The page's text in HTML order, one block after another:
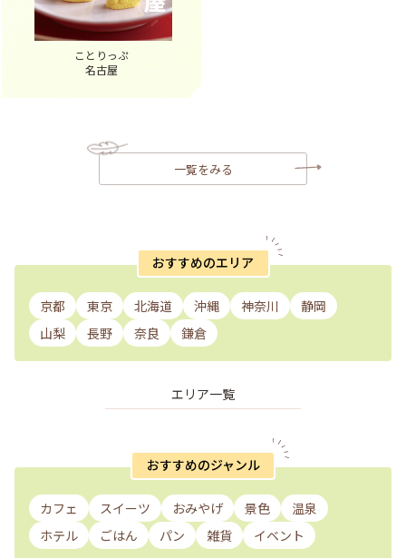
ことりっぷ
名古屋
一覧をみる
おすすめのエリア
京都 東京 北海道 沖縄 神奈川
静岡
山梨
長野 奈良 鎌倉
エリア一覧
おすすめのジャンル
カフェ スイーツ おみやげ 景色
温泉
ホテル
ごはん パン 雑貨 イベント